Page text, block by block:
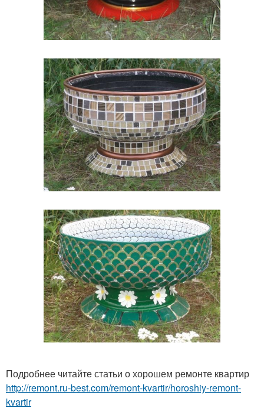
Подробнее читайте статьи о хорошем ремонте квартир
http://remont.ru-best.com/remont-kvartir/horoshiy-remont-
kvartir